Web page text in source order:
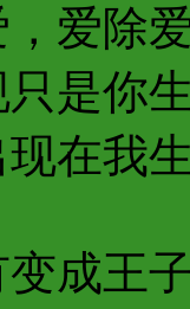
爱除
是你
在我
成王